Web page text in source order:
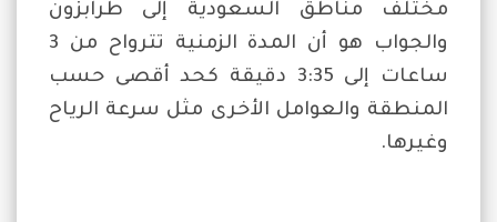
مختلف مناطق السعودية إلى طرابزون
والجواب هو أن المدة الزمنية تترواح من 3
ساعات إلى 3:35 دقيقة كحد أقصى حسب
المنطقة والعوامل الأخرى مثل سرعة الرياح
وغيرها.